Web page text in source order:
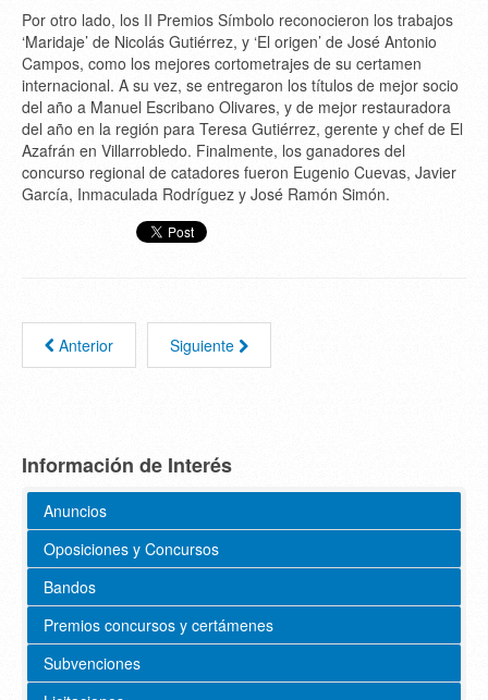
Por otro lado, los II Premios Símbolo reconocieron los trabajos
‘Maridaje’ de Nicolás Gutiérrez, y ‘El origen’ de José Antonio
Campos, como los mejores cortometrajes de su certamen
internacional. A su vez, se entregaron los títulos de mejor socio
del año a Manuel Escribano Olivares, y de mejor restauradora
del año en la región para Teresa Gutiérrez, gerente y chef de El
Azafrán en Villarrobledo. Finalmente, los ganadores del
concurso regional de catadores fueron Eugenio Cuevas, Javier
García, Inmaculada Rodríguez y José Ramón Simón.
Anterior Siguiente
Información de Interés
Anuncios
Oposiciones y Concursos
Bandos
Premios concursos y certámenes
Subvenciones